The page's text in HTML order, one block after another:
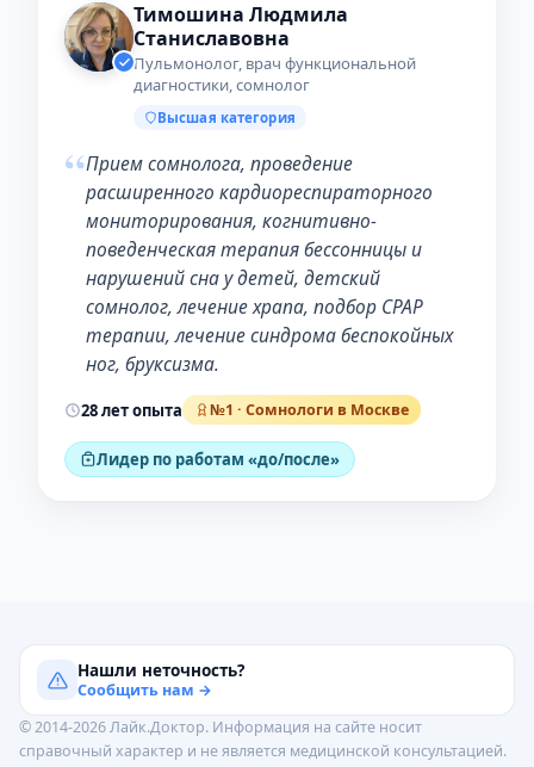
Тимошина Людмила
Станиславовна
Пульмонолог, врач функциональной
диагностики, сомнолог
Высшая категория
“Прием сомнолога, проведение
расширенного кардиореспираторного
мониторирования, когнитивно-
поведенческая терапия бессонницы и
нарушений сна у детей, детский
сомнолог, лечение храпа, подбор СРАР
терапии, лечение синдрома беспокойных
ног, бруксизма.
28 лет опыта №1 · Сомнологи в Москве
Лидер по работам «до/после»
Нашли неточность?
Сообщить нам →
© 2014-2026 Лайк.Доктор. Информация на сайте носит
справочный характер и не является медицинской консультацией.